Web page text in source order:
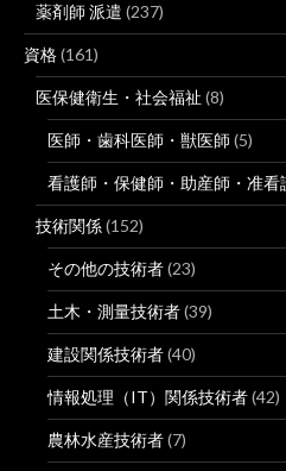
薬剤師 派遣 (237)
資格(161)
医保健衛生・社会福祉 (8)
医師・歯科医師・獣医師 (5)
看護師・保健師・助産師・准看
技術関係(152)
その他の技術者(23)
土木・測量技術者(39)
建設関係技術者(40)
情報処理（IT）関係技術者(42)
農林水産技術者(7)